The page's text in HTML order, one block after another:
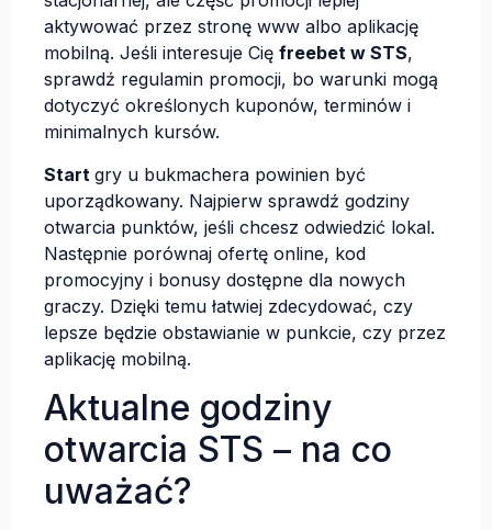
aktywować przez stronę www albo aplikację
mobilną. Jeśli interesuje Cię freebet w STS,
sprawdź regulamin promocji, bo warunki mogą
dotyczyć określonych kuponów, terminów i
minimalnych kursów.
Start gry u bukmachera powinien być
uporządkowany. Najpierw sprawdź godziny
otwarcia punktów, jeśli chcesz odwiedzić lokal.
Następnie porównaj ofertę online, kod
promocyjny i bonusy dostępne dla nowych
graczy. Dzięki temu łatwiej zdecydować, czy
lepsze będzie obstawianie w punkcie, czy przez
aplikację mobilną.
Aktualne godziny
otwarcia STS – na co
uważać?